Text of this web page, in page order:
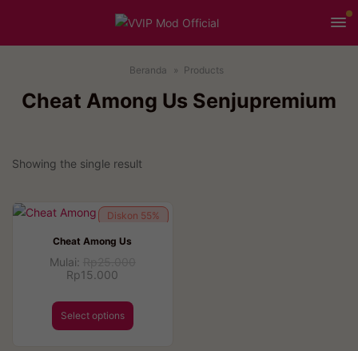
Beranda Products
Cheat Among Us Senjupremium
Showing the single result
Diskon 55%
Cheat Among Us
Mulai:
Rp15.000
Select options